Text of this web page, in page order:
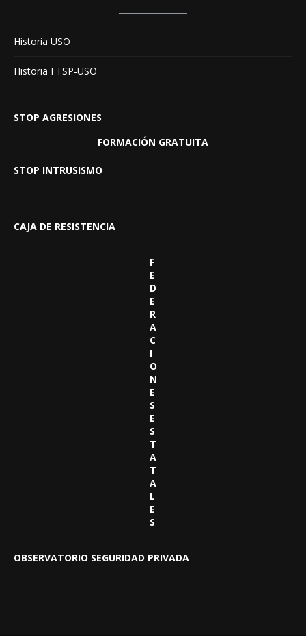
Historia USO
Historia FTSP-USO
STOP AGRESIONES
FORMACIÓN GRATUITA
STOP INTRUSISMO
CAJA DE RESISTENCIA
F
E
D
E
R
A
C
I
O
N
E
S
E
S
T
A
T
A
L
E
S
OBSERVATORIO SEGURIDAD PRIVADA